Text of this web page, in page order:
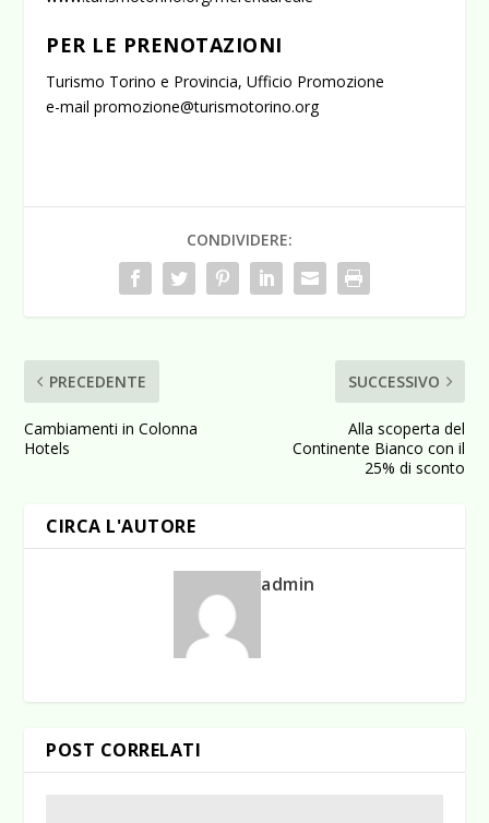
PER LE PRENOTAZIONI
Turismo Torino e Provincia, Ufficio Promozione
e-mail promozione@turismotorino.org
CONDIVIDERE:
PRECEDENTE
Cambiamenti in Colonna
Hotels
SUCCESSIVO
Alla scoperta del
Continente Bianco con il
25% di sconto
CIRCA L'AUTORE
admin
POST CORRELATI